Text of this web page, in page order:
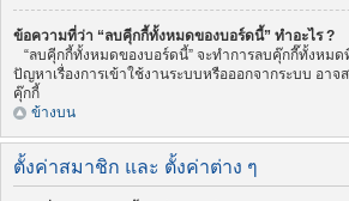
ข้อความที่ว่า “ลบคุีกกี้ทั้งหมดของบอร์ดนี้” ทำอะไร ?
“ลบคุีกกี้ทั้งหมดของบอร์ดนี้” จะทำการลบคุ๊กกี๊ทั้งหม
ปัญหาเรื่องการเข้าใช้งานระบบหรือออกจากระบบ อาจ
คุ๊กกี้
ข้างบน
ตั้งค่าสมาชิก และ ตั้งค่าต่าง ๆ